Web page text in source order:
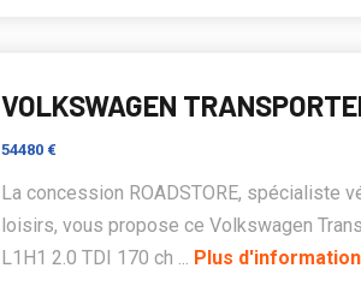
VOLKSWAGEN
54480 €
La concession ROADSTORE, spécialiste
loisirs, vous propose ce Volkswagen
L1H1 2.0 TDI 170 ch ... Plus d'information